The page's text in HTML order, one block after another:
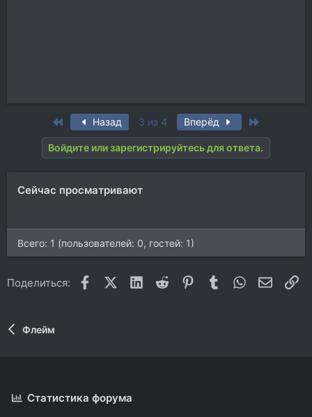
First Назад 3 из 4 Вперёд
Войдите или зарегистрируйтесь для ответа.
Сейчас просматривают
Всего: 1 (пользователей: 0, гостей: 1)
Поделиться: FacebookX (Twitter)
LinkedIn
Reddit Pinterest
Tumblr WhatsApp
Флейм
Статистика форума